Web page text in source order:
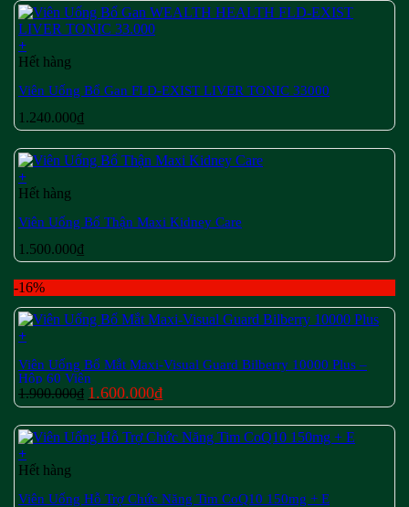
+
Hết hàng
Viên Uống Bổ Gan FLD-EXIST LIVER TONIC 33000
1.240.000₫
+
Hết hàng
Viên Uống Bổ Thận Maxi Kidney Care
1.500.000₫
-16%
+
Viên Uống Bổ Mắt Maxi-Visual Guard Bilberry 10000 Plus –
Hộp 60 Viên
1.900.000₫ Giá
gốc
là:
1.900.000₫.
1.600.000₫Giá
hiện
tại
là:
+
Hết hàng
Viên Uống Hỗ Trợ Chức Năng Tim CoQ10 150mg + E